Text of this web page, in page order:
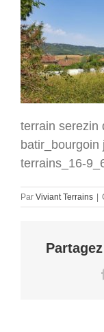
terrain serezin
terrains_16-
Par Viviant Terrains